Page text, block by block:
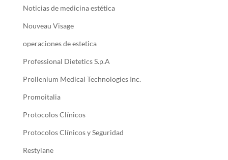
Noticias de medicina estética
Nouveau Visage
operaciones de estetica
Professional Dietetics S.p.A
Prollenium Medical Technologies Inc.
Promoitalia
Protocolos Clínicos
Protocolos Clínicos y Seguridad
Restylane